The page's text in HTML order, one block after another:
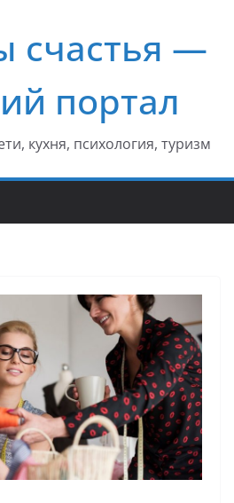
счастья —
портал
кухня, психология, туризм